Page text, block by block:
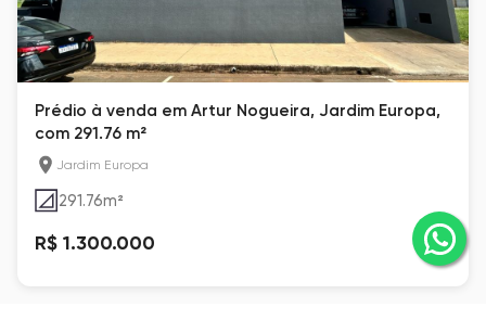
Prédio à venda em Artur Nogueira, Jardim Europa,
com 291.76 m²
Jardim Europa
291.76m²
R$ 1.300.000